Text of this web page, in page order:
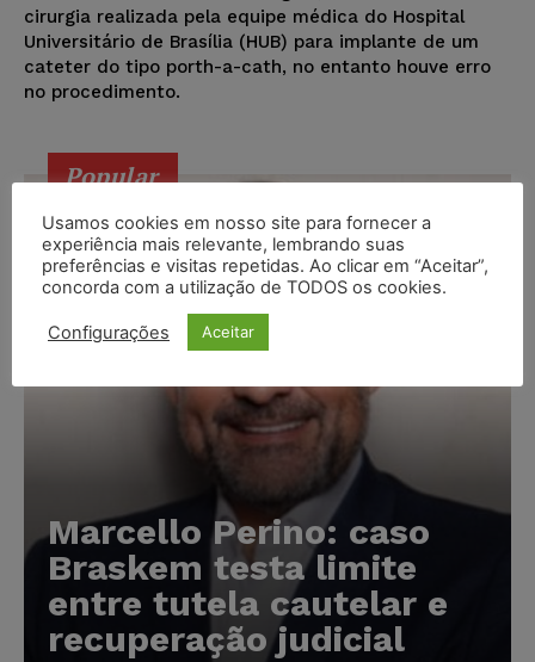
cirurgia realizada pela equipe médica do Hospital
Universitário de Brasília (HUB) para implante de um
cateter do tipo porth-a-cath, no entanto houve erro
no procedimento.
Popular
Marcello Perino: caso
Braskem testa limite
entre tutela cautelar e
recuperação judicial
Usamos cookies em nosso site para fornecer a
experiência mais relevante, lembrando suas
preferências e visitas repetidas. Ao clicar em “Aceitar”,
concorda com a utilização de TODOS os cookies.
Configurações Aceitar